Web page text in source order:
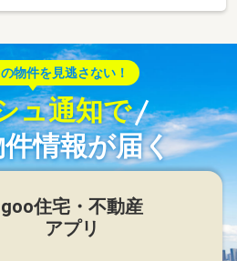
物件を見逃さない！
ュ通知で
情報が届く
goo住宅・不動産
アプリ